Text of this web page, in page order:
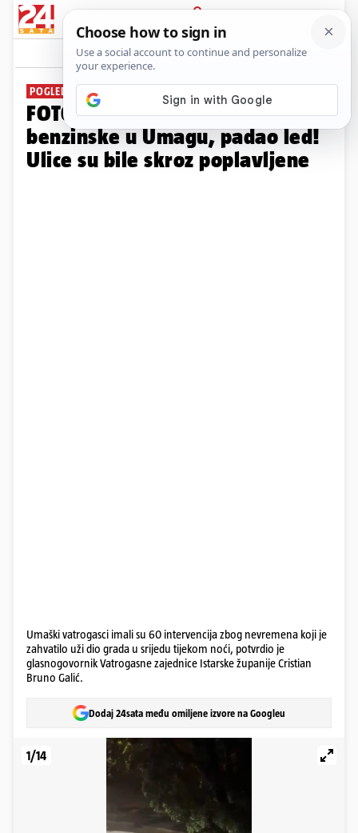
PRIJAVA
Galerija Komentari
POGLEDAJTE FOTOGRAFIJE
FOTO UŽASA Oluja razorila dio
benzinske u Umagu, padao led!
Ulice su bile skroz poplavljene
Umaški vatrogasci imali su 60 intervencija zbog nevremena koji je
zahvatilo uži dio grada u srijedu tijekom noći, potvrdio je
glasnogovornik Vatrogasne zajednice Istarske županije Cristian
Bruno Galić.
Dodaj 24sata među omiljene izvore na Googleu
1/14